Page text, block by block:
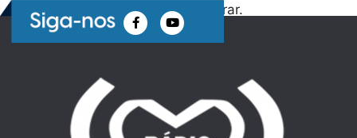
Nenhum comentário para mostrar.